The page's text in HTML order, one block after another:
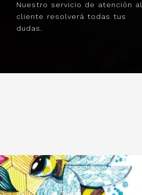
Nuestro servicio de atención al
cliente resolverá todas tus
dudas.